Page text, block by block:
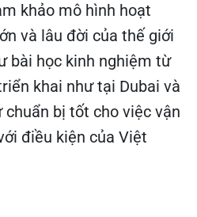
khảo mô hình hoạt
và lâu đời của thế giới
bài học kinh nghiệm từ
khai như tại Dubai và
bị tốt cho việc vận
điều kiện của Việt